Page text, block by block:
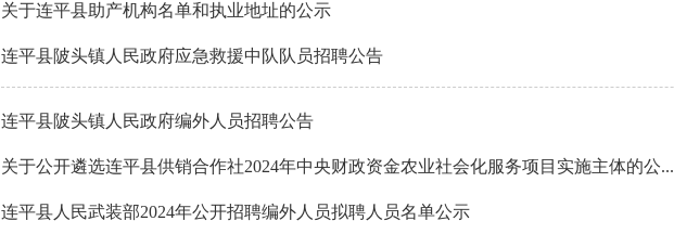
关于连平县助产机构名单和执业地址的公示
连平县陂头镇人民政府应急救援中队队员招聘公告
连平县陂头镇人民政府编外人员招聘公告
关于公开遴选连平县供销合作社2024年中央财政资金农业社会化服务项目实施主体的公...
连平县人民武装部2024年公开招聘编外人员拟聘人员名单公示